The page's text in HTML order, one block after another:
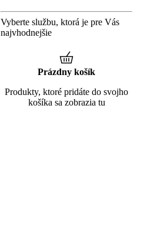
Vyberte službu, ktorá je pre Vás
najvhodnejšie
Prázdny košík
Produkty, ktoré pridáte do svojho
košíka sa zobrazia tu